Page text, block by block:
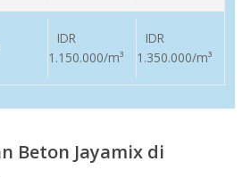
IDR
1.150.000/m³
IDR
1.350.000/m³
Beton Jayamix di